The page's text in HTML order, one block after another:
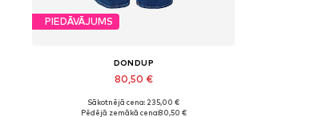
PIEDĀVĀJUMS
DONDUP
80,50 €
Pieejamie izmēri: 25
Sākotnējā cena: 235,00 €
Pēdējā zemākā cena:80,50 €